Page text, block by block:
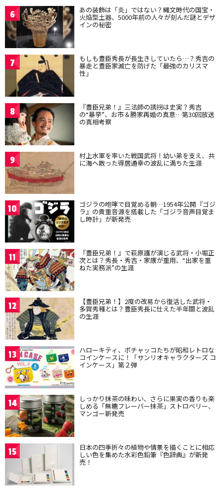
6 あの装飾は「炎」ではない？縄文時代の国宝・
火焔型土器、5000年前の人々が刻んだ謎とデザ
インの秘密
7 もしも豊臣秀長が長生きしていたら…？秀吉の
暴走と豊臣家滅亡を防げた「最強のカリスマ
性」
8 『豊臣兄弟！』三法師の誘拐は史実？秀吉
の“暴挙”、お市＆勝家再婚の真意…第30回放送
の真相考察
9 村上水軍を率いた戦国武将！幼い弟を支え、共
に海へ散った得居通幸の波乱に満ちた生涯
10 ゴジラの咆哮で目覚める朝…1954年公開『ゴジ
ラ』の貴重音源を搭載した「ゴジラ音声目覚ま
し時計」が新発売
11 『豊臣兄弟！』で萩原護が演じる武将・小堀正
次とは？秀長・秀吉・家康が重用、“出家を重
ねた実務派”の生涯
12 【豊臣兄弟！】2度の改易から復活した武将・
多賀秀種とは？豊臣秀長に仕えた半年間と波乱
の生涯
13 ハローキティ、ポチャッコたちが昭和レトロな
コインケースに！「サンリオキャラクターズ コ
インケース」第２弾
14 しっかり抹茶の味わい、さらに果実の香りも楽
しめる「無糖フレーバー抹茶」ストロベリー、
マンゴー新発売
15 日本の四季折々の植物や情景を描くことに相応
しい色を集めた水彩色鉛筆『色辞典』が新発
売！